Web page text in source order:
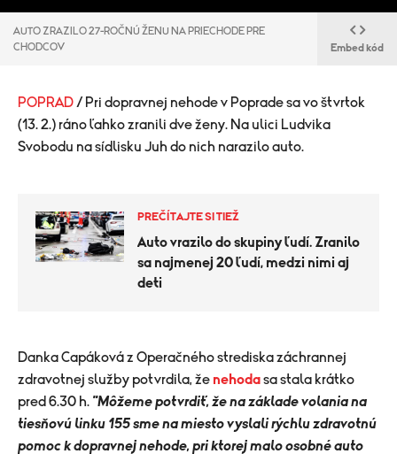
AUTO ZRAZILO 27-ROČNÚ ŽENU NA PRIECHODE PRE
CHODCOV
Embed kód
POPRAD / Pri dopravnej nehode v Poprade sa vo štvrtok
(13. 2.) ráno ľahko zranili dve ženy. Na ulici Ludvika
Svobodu na sídlisku Juh do nich narazilo auto.
PREČÍTAJTE SI TIEŽ
Auto vrazilo do skupiny ľudí. Zranilo
sa najmenej 20 ľudí, medzi nimi aj
deti
Danka Capáková z Operačného strediska záchrannej
zdravotnej služby potvrdila, že nehodasa stala krátko
pred 6.30 h. "Môžeme potvrdiť, že na základe volania na
tiesňovú linku 155 sme na miesto vyslali rýchlu zdravotnú
pomoc k dopravnej nehode, pri ktorej malo osobné auto